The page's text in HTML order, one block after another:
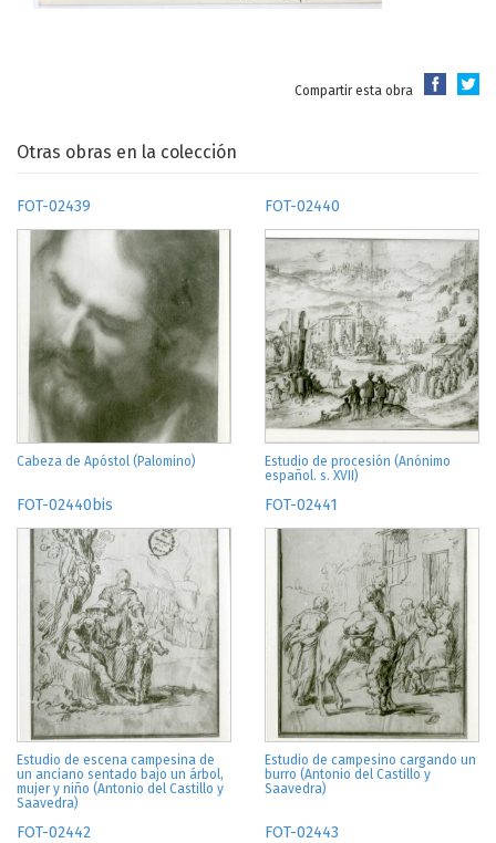
Compartir esta obra
Otras obras en la colección
FOT-02439
Cabeza de Apóstol (Palomino)
FOT-02440
Estudio de procesión (Anónimo
español. s. XVII)
FOT-02440bis
Estudio de escena campesina de
un anciano sentado bajo un árbol,
mujer y niño (Antonio del Castillo y
Saavedra)
FOT-02441
Estudio de campesino cargando un
burro (Antonio del Castillo y
Saavedra)
FOT-02442 FOT-02443